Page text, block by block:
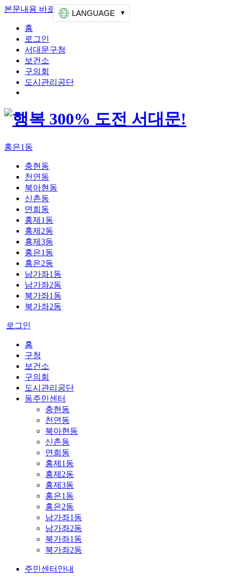
본문내용 바로가기 상단메뉴 가기
홈
로그인
서대문구청
보건소
구의회
도시관리공단
홍은1동
충현동
천연동
북아현동
신촌동
연희동
홍제1동
홍제2동
홍제3동
홍은1동
홍은2동
남가좌1동
남가좌2동
북가좌1동
북가좌2동
로그인
LANGUAGE
홈
구청
보건소
구의회
도시관리공단
동주민센터
충현동
천연동
북아현동
신촌동
연희동
홍제1동
홍제2동
홍제3동
홍은1동
홍은2동
남가좌1동
남가좌2동
북가좌1동
북가좌2동
주민센터안내